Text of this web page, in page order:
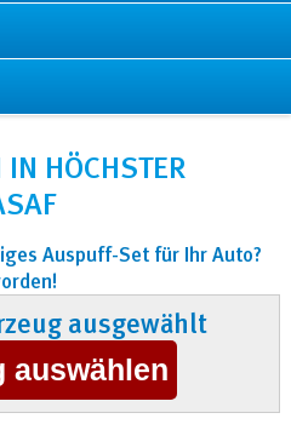
HÖCHSTER
Auspuff-Set für Ihr Auto?
ausgewählt